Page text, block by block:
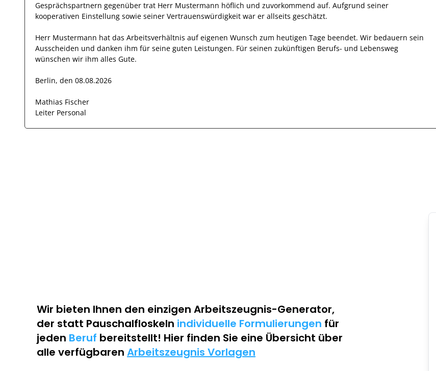
Gesprächspartnern gegenüber trat Herr Mustermann höflich und zuvorkommend auf. Aufgrund seiner
kooperativen Einstellung sowie seiner Vertrauenswürdigkeit war er allseits geschätzt.
Herr Mustermann hat das Arbeitsverhältnis auf eigenen Wunsch zum heutigen Tage beendet. Wir bedauern sein
Ausscheiden und danken ihm für seine guten Leistungen. Für seinen zukünftigen Berufs- und Lebensweg
wünschen wir ihm alles Gute.
Berlin, den 08.08.2026
Mathias Fischer
Leiter Personal
Wir bieten Ihnen den einzigen Arbeitszeugnis-Generator,
der statt Pauschalfloskeln individuelle Formulierungen für
jeden Beruf bereitstellt! Hier finden Sie eine Übersicht über
alle verfügbaren Arbeitszeugnis Vorlagen